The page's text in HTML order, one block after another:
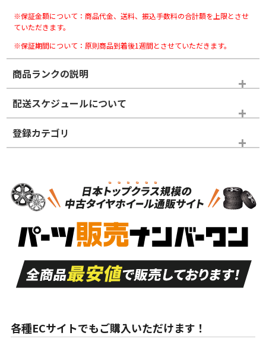
※保証金額について：商品代金、送料、振込手数料の合計額を上限とさせ
ていただきます。
※保証期間について：原則商品到着後1週間とさせていただきます。
商品ランクの説明
※商品ランクは出品者の主観により判断しておりますので、あら
かじめご了承ください。
ホイールランク
S
品）
S
新車外し品（新古
付き
A
走行距離も少なく、
目立つ傷もほとんど
ない中古品
A
走行距離も少なく、
非常に状態の良い中
古品
な中古品
んどない中古品
配送スケジュールについて
登録カテゴリ
タイヤホイールセット
各種ECサイトでもご購入いただけます！